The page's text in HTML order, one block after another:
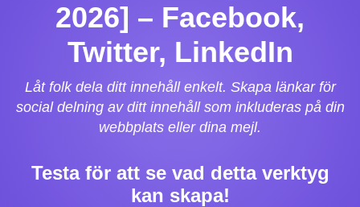
2026] – Facebook,
Twitter, LinkedIn
Låt folk dela ditt innehåll enkelt. Skapa länkar för
social delning av ditt innehåll som inkluderas på din
webbplats eller dina mejl.
Testa för att se vad detta verktyg
kan skapa!